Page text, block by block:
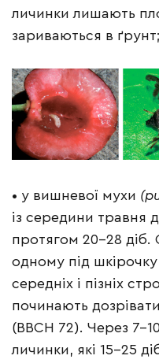
личинки лишають
зариваються в
• у вишневої мухи
із середини травня
протягом 20–28 діб.
одному під
середніх і пізніх
починають
(ВВСН 72). Через
личинки, які 15–25